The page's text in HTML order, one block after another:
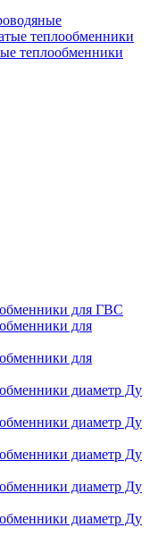
теплообменники
теплообменники
для ГВС
для
для
диаметр Ду
диаметр Ду
диаметр Ду
диаметр Ду
диаметр Ду